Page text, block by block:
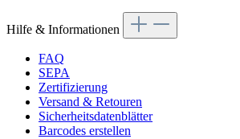
Hilfe & Informationen
FAQ
SEPA
Zertifizierung
Versand & Retouren
Sicherheitsdatenblätter
Barcodes erstellen